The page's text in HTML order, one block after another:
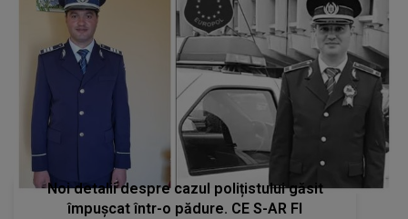
Noi detalii despre cazul polițistului găsit
împușcat într-o pădure. CE S-AR FI